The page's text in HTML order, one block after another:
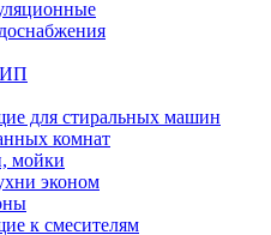
для стиральных машин
комнат
мойки
эконом
к смесителям